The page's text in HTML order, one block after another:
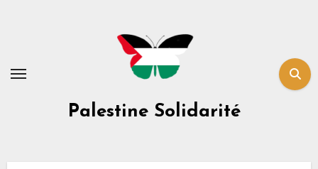
Palestine Solidarité